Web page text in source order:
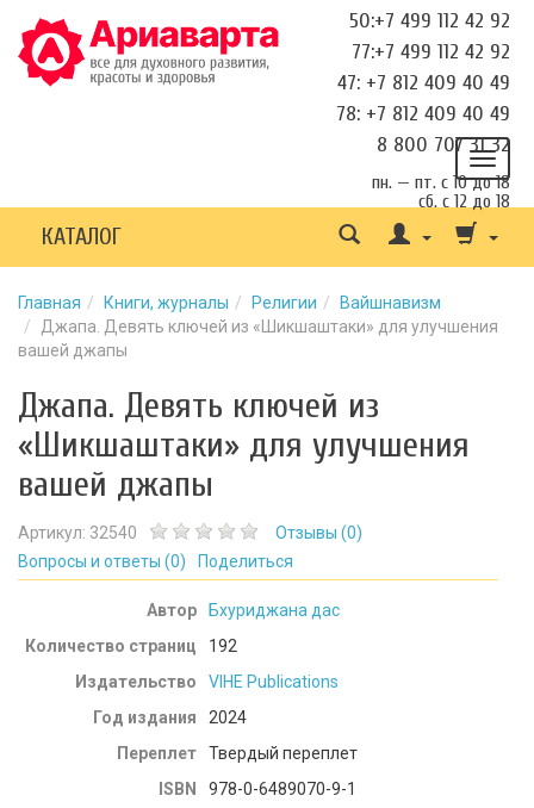
50:+7 499 112 42 92
77:+7 499 112 42 92
47: +7 812 409 40 49
78: +7 812 409 40 49
8 800 707 31 32
пн. — пт. с 10 до 18
сб. с 12 до 18
КАТАЛОГ
Главная Книги, журналы Религии
Вайшнавизм
Джапа. Девять ключей из «Шикшаштаки» для улучшения
вашей джапы
Джапа. Девять ключей из
«Шикшаштаки» для улучшения
вашей джапы
Артикул: 32540 Отзывы (0)
Вопросы и ответы (0) Поделиться
Автор
Бхуриджана дас
Количество страниц
192
Издательство
VIHE Publications
Год издания
2024
Переплет
Твердый переплет
ISBN
978-0-6489070-9-1